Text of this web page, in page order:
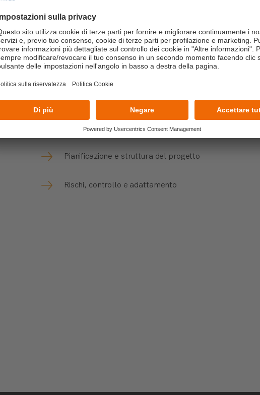
Management Team
2026
Pianificazione e struttura del progetto
Rischi, controllo e adattamento